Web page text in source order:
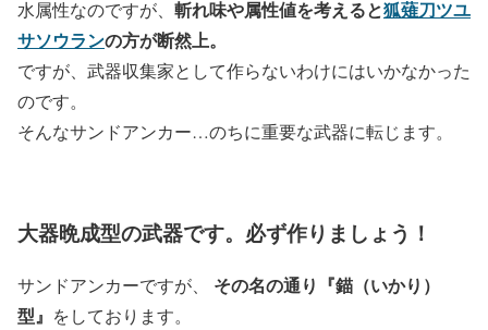
水属性なのですが、 斬れ味や属性値を考えると狐薙刀ツユ
サソウランの方が断然上。
ですが、武器収集家として作らないわけにはいかなかった
のです。
そんなサンドアンカー…のちに重要な武器に転じます。
大器晩成型の武器です。必ず作りましょう！
サンドアンカーですが、 その名の通り『錨（いかり）
型』 をしております。